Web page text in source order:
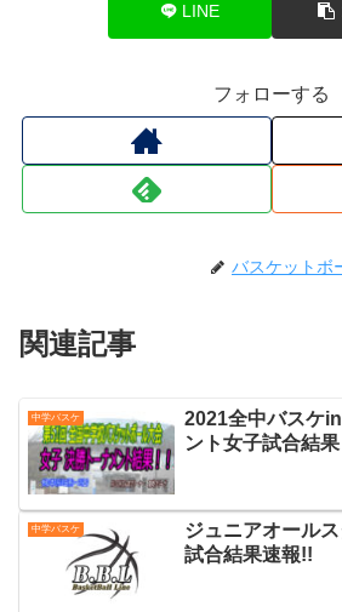
LINE
フォローする
バスケットボ
関連記事
中学バスケ
2021全中バスケ
ント女子試合結果
中学バスケ
ジュニアオール
試合結果速報!!